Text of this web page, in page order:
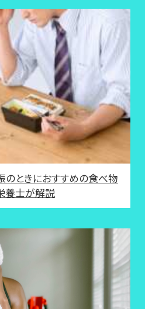
のときにおすすめの食べ物
養士が解説